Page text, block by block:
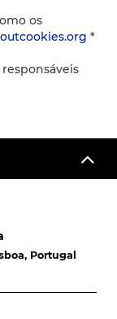
os
*
Portugal